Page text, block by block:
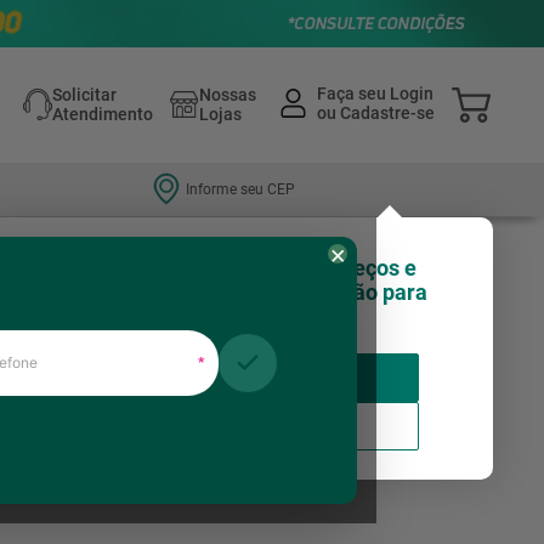
Solicitar
Atendimento
Nossas
Lojas
Informe seu CEP
Olá, você sabia que nossos preços e
estoques podem variar de região para
Insira seu CEP
×
*